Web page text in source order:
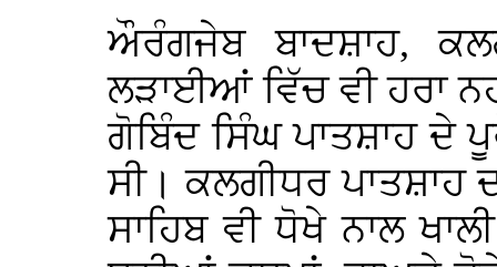
ਔਰੰਗਜੇਬ ਬਾਦਸ਼ਾਹ,
ਲੜਾਈਆਂ ਵਿੱਚ ਵੀ ਹਰਾ
ਗੋਬਿੰਦ ਸਿੰਘ ਪਾਤਸ਼ਾਹ ਦੇ
ਸੀ। ਕਲਗੀਧਰ ਪਾਤਸ਼ਾਹ
ਸਾਹਿਬ ਵੀ ਧੋਖੇ ਨਾਲ